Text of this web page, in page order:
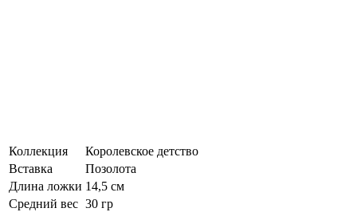
Коллекция
Королевское детство
Вставка
Позолота
Длина ложки 14,5 см
Средний вес 30 гр